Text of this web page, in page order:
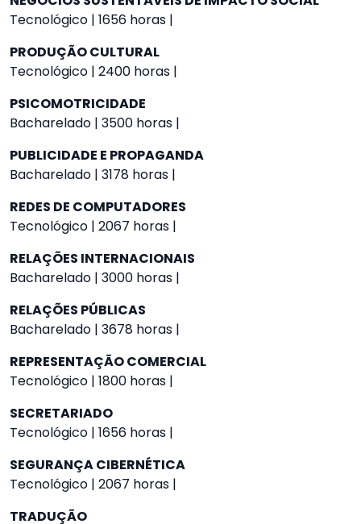
Tecnológico | 1656 horas |
PRODUÇÃO CULTURAL
Tecnológico | 2400 horas |
PSICOMOTRICIDADE
Bacharelado | 3500 horas |
PUBLICIDADE E PROPAGANDA
Bacharelado | 3178 horas |
REDES DE COMPUTADORES
Tecnológico | 2067 horas |
RELAÇÕES INTERNACIONAIS
Bacharelado | 3000 horas |
RELAÇÕES PÚBLICAS
Bacharelado | 3678 horas |
REPRESENTAÇÃO COMERCIAL
Tecnológico | 1800 horas |
SECRETARIADO
Tecnológico | 1656 horas |
SEGURANÇA CIBERNÉTICA
Tecnológico | 2067 horas |
TRADUÇÃO